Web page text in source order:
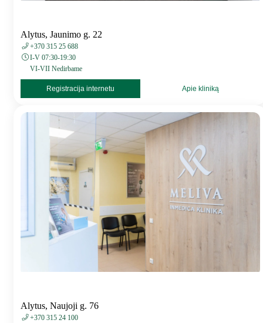
Alytus, Jaunimo g. 22
+370 315 25 688
I-V 07:30-19:30
VI-VII Nedirbame
Registracija internetu Apie kliniką
Alytus, Naujoji g. 76
+370 315 24 100